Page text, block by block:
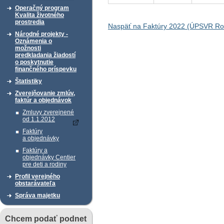
Operačný program
Kvalita životného
prostredia
Národné projekty -
Oznámenia o
možnosti
predkladania žiadostí
o poskytnutie
finančného príspevku
Štatistiky
Zverejňovanie zmlúv,
faktúr a objednávok
Zmluvy zverejnené
od 1.1.2012
Faktúry
a objednávky
Faktúry a
objednávky Centier
pre deti a rodiny
Profil verejného
obstarávateľa
Správa majetku
Chcem podať podnet
Naspäť na Faktúry 2022 (ÚPSVR